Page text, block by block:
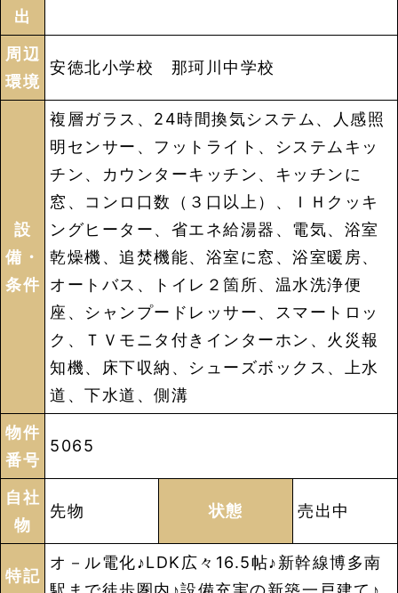
出
周辺
環境
安徳北小学校 那珂川中学校
設
備・
条件
複層ガラス、24時間換気システム、人感照
明センサー、フットライト、システムキッ
チン、カウンターキッチン、キッチンに
窓、コンロ口数（３口以上）、ＩＨクッキ
ングヒーター、省エネ給湯器、電気、浴室
乾燥機、追焚機能、浴室に窓、浴室暖房、
オートバス、トイレ２箇所、温水洗浄便
座、シャンプードレッサー、スマートロッ
ク、ＴＶモニタ付きインターホン、火災報
知機、床下収納、シューズボックス、上水
道、下水道、側溝
物件
番号
5065
自社
物
先物 状態 売出中
特記
オ－ル電化♪LDK広々16.5帖♪新幹線博多南